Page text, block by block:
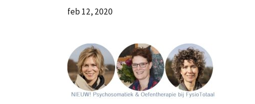
feb 12, 2020